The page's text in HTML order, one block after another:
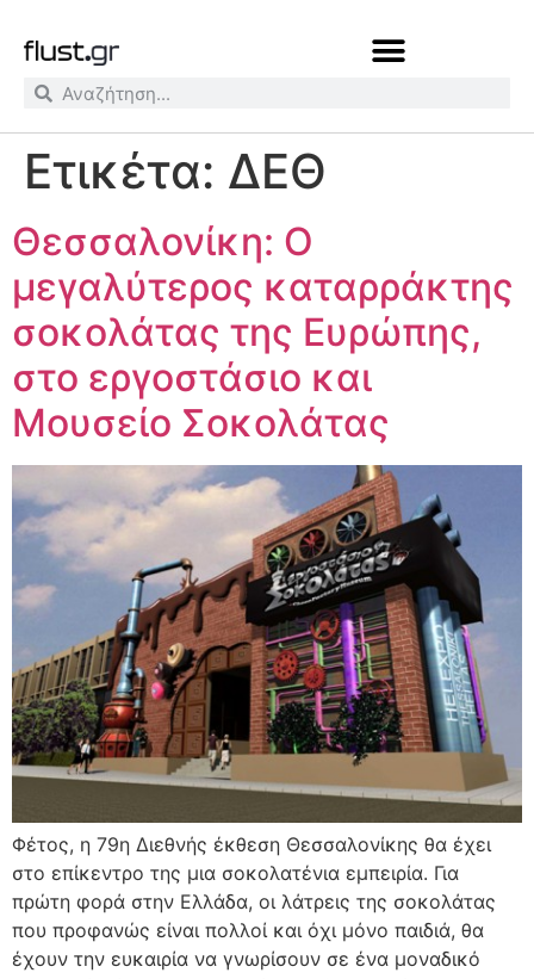
Ετικέτα: ΔΕΘ
Θεσσαλονίκη: Ο
μεγαλύτερος καταρράκτης
σοκολάτας της Ευρώπης,
στο εργοστάσιο και
Μουσείο Σοκολάτας
Φέτος, η 79η Διεθνής έκθεση Θεσσαλονίκης θα έχει
στο επίκεντρο της μια σοκολατένια εμπειρία. Για
πρώτη φορά στην Ελλάδα, οι λάτρεις της σοκολάτας
που προφανώς είναι πολλοί και όχι μόνο παιδιά, θα
έχουν την ευκαιρία να γνωρίσουν σε ένα μοναδικό